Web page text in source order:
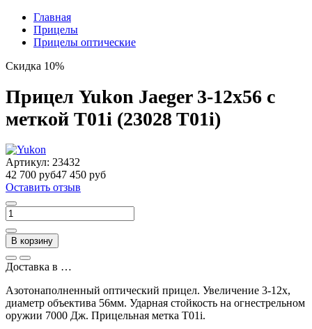
Главная
Прицелы
Прицелы оптические
Скидка 10%
Прицел Yukon Jaeger 3-12x56 с
меткой T01i (23028 T01i)
Артикул: 23432
42 700 руб47 450 руб
Оставить отзыв
В корзину
Доставка в …
Азотонаполненный оптический прицел. Увеличение 3-12x,
диаметр объектива 56мм. Ударная стойкость на огнестрельном
оружии 7000 Дж. Прицельная метка T01i.